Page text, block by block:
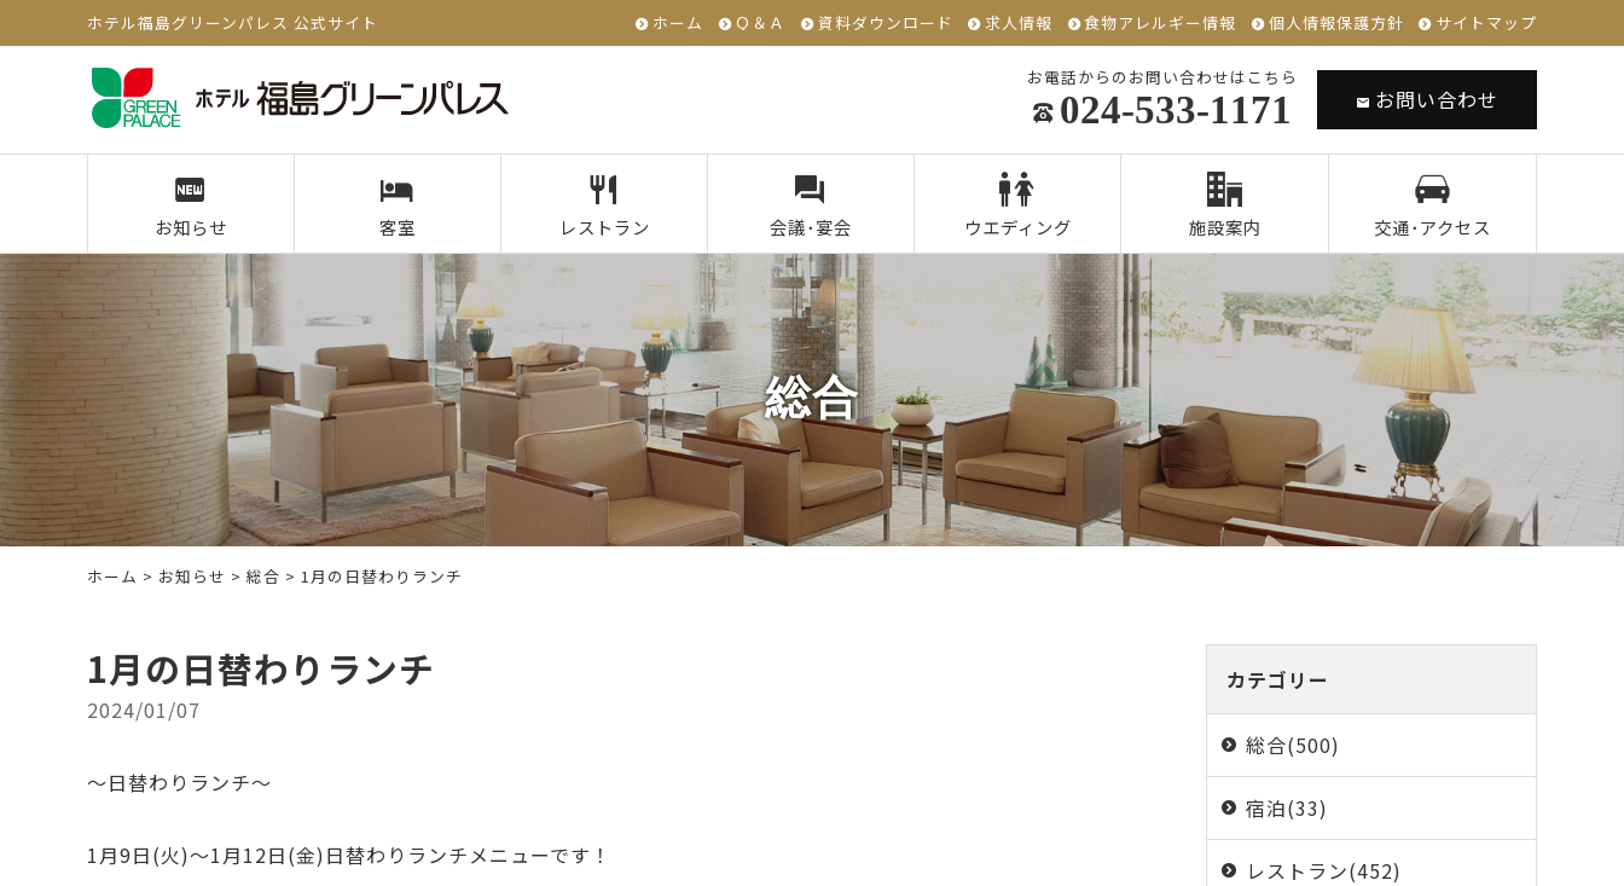
ホテル福島グリーンパレス 公式サイト ホーム Ｑ＆Ａ 資料ダウンロード 求人情報 食物アレルギー情報 個人情報保護方針 サイトマップ
お電話からのお問い合わせはこちら
024-533-1171 お問い合わせ
お知らせ 客室 レストラン 会議･宴会 ウエディング 施設案内 交通･アクセス
総合
ホーム > お知らせ > 総合 > 1月の日替わりランチ
1月の日替わりランチ
2024/01/07
～日替わりランチ～
1月9日(火)～1月12日(金)日替わりランチメニューです！
カテゴリー
総合(500)
宿泊(33)
レストラン(452)